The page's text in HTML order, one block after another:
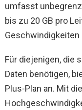
umfasst
bis zu 20 GB pro
Geschwindigkeiten
Für diejenigen, die
Daten benötigen,
Plus-Plan an. Mit